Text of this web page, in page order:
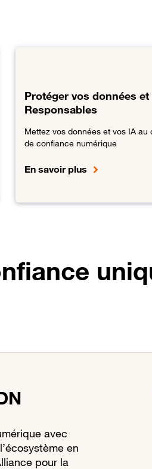
Protéger vos données
Responsables
Mettez vos données et vos IA
de confiance numérique
En savoir plus
Lien vers Protéger vos
avec
en
pour la